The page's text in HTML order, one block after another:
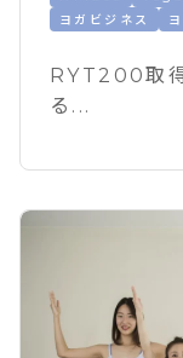
ヨガビジネス
RYT200取
る...